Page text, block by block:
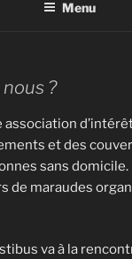
Menu
?
et des
sans
de maraudes
va à la